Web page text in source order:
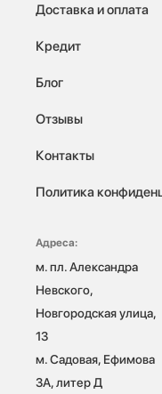
Доставка и оплата
Кредит
Блог
Отзывы
Контакты
Политика
Адреса:
м. пл. Александра
Невского,
Новгородская улица,
13
м. Садовая, Ефимова
3А, литер Д